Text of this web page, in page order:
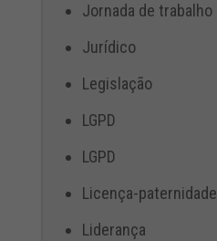
Jornada de trabalho
Jurídico
Legislação
LGPD
LGPD
Licença-paternidade
Liderança